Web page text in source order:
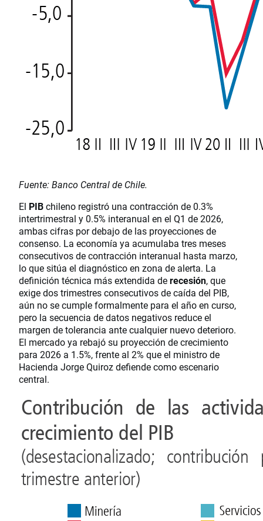
Fuente: Banco Central de Chile.
El PIBchileno registró una contracción de 0.3%
intertrimestral y 0.5% interanual en el Q1 de 2026,
ambas cifras por debajo de las proyecciones de
consenso. La economía ya acumulaba tres meses
consecutivos de contracción interanual hasta marzo,
lo que sitúa el diagnóstico en zona de alerta. La
definición técnica más extendida derecesión, que
exige dos trimestres consecutivos de caída del PIB,
aún no se cumple formalmente para el año en curso,
pero la secuencia de datos negativos reduce el
margen de tolerancia ante cualquier nuevo deterioro.
El mercado ya rebajó su proyección de crecimiento
para 2026 a 1.5%, frente al 2% que el ministro de
Hacienda Jorge Quiroz defiende como escenario
central.